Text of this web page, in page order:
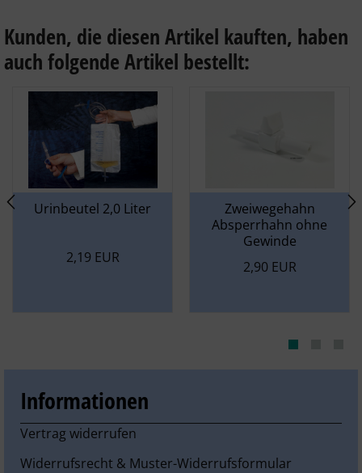
Sonde ist an beiden Lumen verschliessbar
einzeln, steril verpackt
aus PVC
Größe: Ch 12 (Länge 114 cm, Außendurchmesser 4,0 mm)
Kunden, die diesen Artikel kauften, haben
auch folgende Artikel bestellt:
Urinbeutel 2,0 Liter
2,19 EUR
Zweiwegehahn
Absperrhahn ohne
Gewinde
2,90 EUR
Informationen
Vertrag widerrufen
Widerrufsrecht & Muster-Widerrufsformular